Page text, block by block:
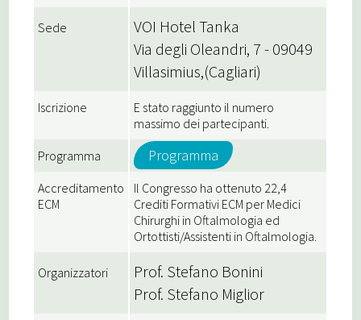
Sede
VOI Hotel Tanka
Via degli Oleandri, 7 - 09049
Villasimius,(Cagliari)
Iscrizione
E stato raggiunto il numero
massimo dei partecipanti.
Programma
Programma
Accreditamento
ECM
Il Congresso ha ottenuto 22,4
Crediti Formativi ECM per Medici
Chirurghi in Oftalmologia ed
Ortottisti/Assistenti in Oftalmologia.
Organizzatori
Prof. Stefano Bonini
Prof. Stefano Miglior